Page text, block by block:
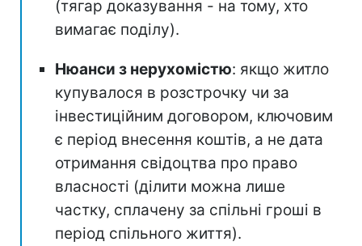
(тягар доказування - на тому, хто
вимагає поділу).
Нюанси з нерухомістю: якщо житло
купувалося в розстрочку чи за
інвестиційним договором, ключовим
є період внесення коштів, а не дата
отримання свідоцтва про право
власності (ділити можна лише
частку, сплачену за спільні гроші в
період спільного життя).